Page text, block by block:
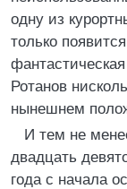
одну из
только
Ротанов
нынешнем
И тем не
двадцать
года с начала